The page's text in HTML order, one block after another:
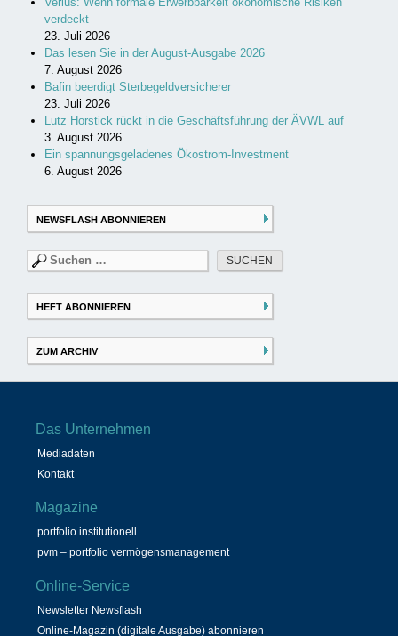
verdeckt
23. Juli 2026
Das lesen Sie in der August-Ausgabe 2026
7. August 2026
Bafin beerdigt Sterbegeldversicherer
23. Juli 2026
Lutz Horstick rückt in die Geschäftsführung der ÄVWL auf
3. August 2026
Ein spannungsgeladenes Ökostrom-Investment
6. August 2026
NEWSFLASH ABONNIEREN
Suchen
nach:
HEFT ABONNIEREN
ZUM ARCHIV
Das Unternehmen
Mediadaten
Kontakt
Magazine
portfolio institutionell
pvm – portfolio vermögensmanagement
Online-Service
Newsletter Newsflash
Online-Magazin (digitale Ausgabe) abonnieren